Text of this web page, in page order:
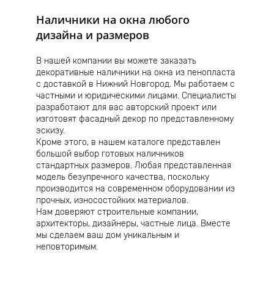
Наличники на окна любого
дизайна и размеров
В нашей компании вы можете заказать
декоративные наличники на окна из пенопласта
с доставкой в Нижний Новгород. Мы работаем с
частными и юридическими лицами. Специалисты
разработают для вас авторский проект или
изготовят фасадный декор по представленному
эскизу.
Кроме этого, в нашем каталоге представлен
большой выбор готовых наличников
стандартных размеров. Любая представленная
модель безупречного качества, поскольку
производится на современном оборудовании из
прочных, износостойких материалов.
Нам доверяют строительные компании,
архитекторы, дизайнеры, частные лица. Вместе
мы сделаем ваш дом уникальным и
неповторимым.